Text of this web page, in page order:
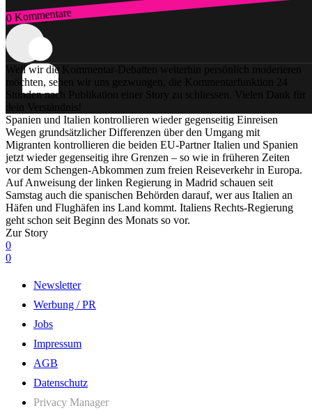
0 Kommentare
Zum Login
Weil wir die Kommentar-Debatten weiterhin persönlich moderieren
möchten, sehen wir uns gezwungen, die Kommentarfunktion 24
Stunden nach Publikation einer Story zu schliessen. Vielen Dank für
dein Verständnis!
Spanien und Italien kontrollieren wieder gegenseitig Einreisen
Wegen grundsätzlicher Differenzen über den Umgang mit
Migranten kontrollieren die beiden EU-Partner Italien und Spanien
jetzt wieder gegenseitig ihre Grenzen – so wie in früheren Zeiten
vor dem Schengen-Abkommen zum freien Reiseverkehr in Europa.
Auf Anweisung der linken Regierung in Madrid schauen seit
Samstag auch die spanischen Behörden darauf, wer aus Italien an
Häfen und Flughäfen ins Land kommt. Italiens Rechts-Regierung
geht schon seit Beginn des Monats so vor.
Zur Story
0
0
Newsletter
Werbung / PR
Jobs
Impressum
AGB
Datenschutz
Privacy Manager